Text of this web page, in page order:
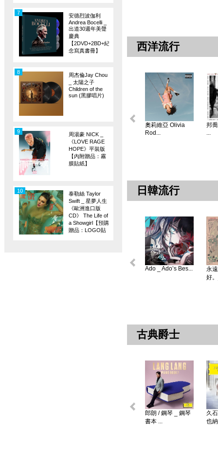
安德烈波伽利
Andrea Bocelli _
出道30週年美聲
慶典
【2DVD+2BD+紀
念寫真書冊】
7
周杰倫Jay Chou
_ 太陽之子
Children of the
sun (黑膠唱片)
8
周湯豪 NICK _
《LOVE RAGE
HOPE》平裝版
【內附贈品：霧
膜貼紙】
9
泰勒絲 Taylor
Swift _ 星夢人生
《歐洲進口版
CD》 The Life of
a Showgirl【預購
贈品：LOGO貼
10
西洋流行
奧莉維亞 Olivia
Rod...
邦
...
日韓流行
Ado _ Ado’s Bes...
永
好
古典爵士
郎朗 / 鋼琴 _ 鋼琴
書本 ...
久
也